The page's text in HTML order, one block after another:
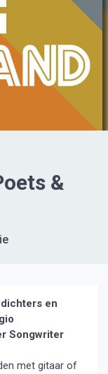
&
dichters en
Songwriter
met gitaar of